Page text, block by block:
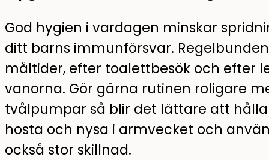
God hygien i vardagen minskar
ditt barns immunförsvar.
måltider, efter toalettbesök och efter
vanorna. Gör gärna rutinen roligare
tvålpumpar så blir det lättare att
hosta och nysa i armvecket och
också stor skillnad.